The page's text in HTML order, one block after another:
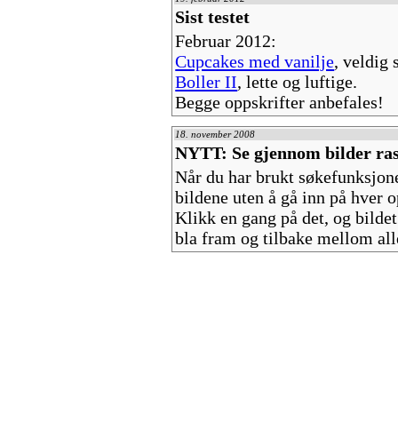
Sist testet
Februar 2012:
Cupcakes med vanilje, veldig
Boller II, lette og luftige.
Begge oppskrifter anbefales!
18. november 2008
NYTT: Se gjennom bilder
Når du har brukt
bildene uten å gå inn på
Klikk en gang på det, og
bla fram og tilbake mellom